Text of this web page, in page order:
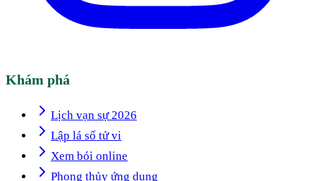
Khám phá
Lịch vạn sự 2026
Lập lá số tử vi
Xem bói online
Phong thủy ứng dụng